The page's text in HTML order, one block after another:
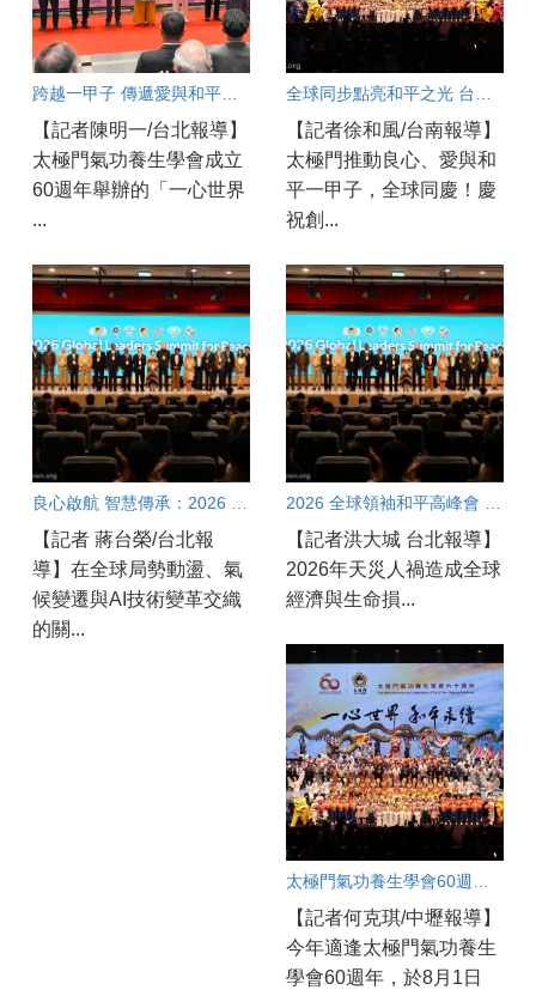
【記者陳明一/台北報導】
太極門氣功養生學會成立
60週年舉辦的「一心世界
...
【記者徐和風/台南報導】
太極門推動良心、愛與和
平一甲子，全球同慶！慶
祝創...
【記者 蔣台榮/台北報
導】在全球局勢動盪、氣
候變遷與AI技術變革交織
的關...
【記者洪大城 台北報導】
2026年天災人禍造成全球
經濟與生命損...
太極門氣功養生學會60週年 中壢道館同步連線慶賀
【記者何克琪/中壢報導】
今年適逢太極門氣功養生
學會60週年，於8月1日